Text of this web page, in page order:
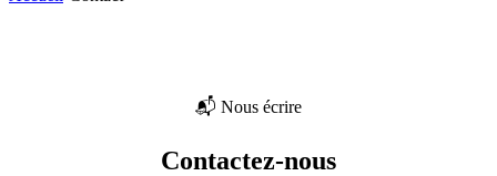
📬 Nous écrire
Contactez-nous